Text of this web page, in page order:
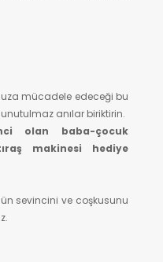
mücadele edeceği bu
anılar biriktirin.
olan baba-çocuk
makinesi hediye
sevincini ve coşkusunu
ediyoruz.